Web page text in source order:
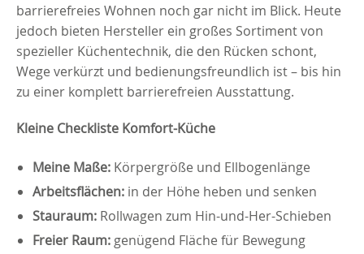
barrierefreies Wohnen noch gar nicht im Blick. Heute
jedoch bieten Hersteller ein großes Sortiment von
spezieller Küchentechnik, die den Rücken schont,
Wege verkürzt und bedienungsfreundlich ist – bis hin
zu einer komplett barrierefreien Ausstattung.
Kleine Checkliste Komfort-Küche
Meine Maße: Körpergröße und Ellbogenlänge
Arbeitsflächen: in der Höhe heben und senken
Stauraum: Rollwagen zum Hin-und-Her-Schieben
Freier Raum: genügend Fläche für Bewegung